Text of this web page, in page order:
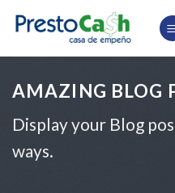
AMAZING BLOG
Display your Blog
ways.